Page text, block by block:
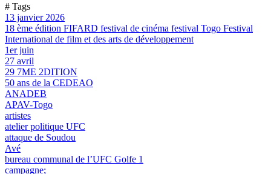
# Tags
13 janvier 2026
18 ème édition FIFARD festival de cinéma festival Togo Festival
International de film et des arts de développement
1er juin
27 avril
29 7ME 2DITION
50 ans de la CEDEAO
ANADEB
APAV-Togo
artistes
atelier politique UFC
attaque de Soudou
Avé
bureau communal de l’UFC Golfe 1
campagne;